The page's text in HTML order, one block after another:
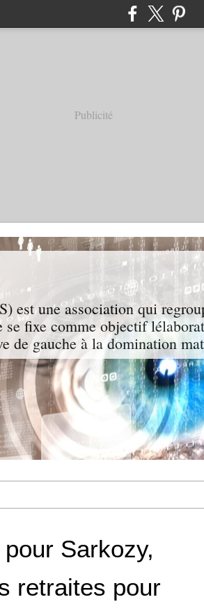
Publicité
est une association qui
fixe comme objectif
de gauche à la domination
Sarkozy,
retraites pour